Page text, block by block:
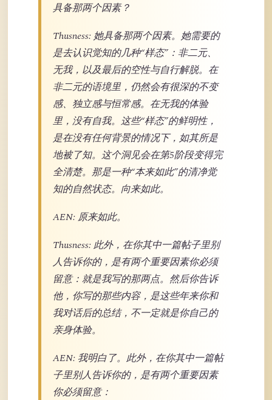
具备那两个因素？
Thusness: 她具备那两个因素。她需要的
是去认识觉知的几种“样态”：非二元、
无我，以及最后的空性与自行解脱。在
非二元的语境里，仍然会有很深的不变
感、独立感与恒常感。在无我的体验
里，没有自我。这些“样态”的鲜明性，
是在没有任何背景的情况下，如其所是
地被了知。这个洞见会在第5阶段变得完
全清楚。那是一种“本来如此”的清净觉
知的自然状态。向来如此。
AEN: 原来如此。
Thusness: 此外，在你其中一篇帖子里别
人告诉你的，是有两个重要因素你必须
留意：就是我写的那两点。然后你告诉
他，你写的那些内容，是这些年来你和
我对话后的总结，不一定就是你自己的
亲身体验。
AEN: 我明白了。此外，在你其中一篇帖
子里别人告诉你的，是有两个重要因素
你必须留意：